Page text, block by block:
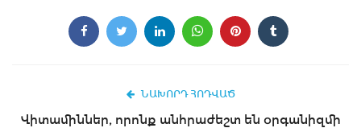
ՆԱԽՈՐԴ ՀՈԴՎԱԾ
Վիտամիններ, որոնք անհրաժեշտ են օրգանիզմի